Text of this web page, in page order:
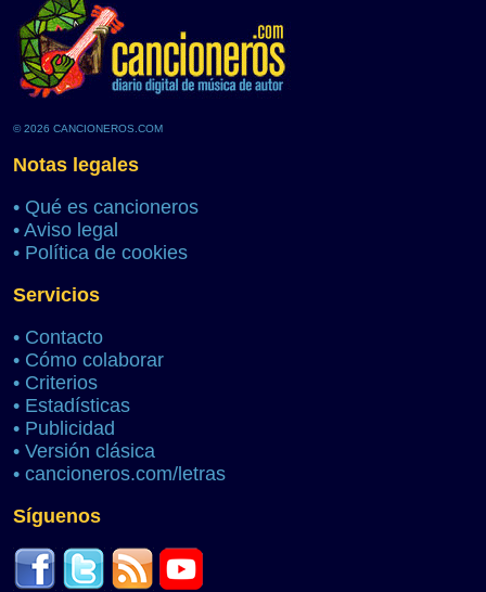
© 2026 CANCIONEROS.COM
Notas legales
• Qué es cancioneros
• Aviso legal
• Política de cookies
Servicios
• Contacto
• Cómo colaborar
• Criterios
• Estadísticas
• Publicidad
• Versión clásica
• cancioneros.com/letras
Síguenos